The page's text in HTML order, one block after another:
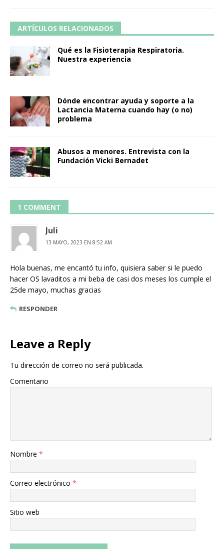
ARTÍCULOS RELACIONADOS
Qué es la Fisioterapia Respiratoria.
Nuestra experiencia
Dónde encontrar ayuda y soporte a la
Lactancia Materna cuando hay (o no)
problema
Abusos a menores. Entrevista con la
Fundación Vicki Bernadet
1 COMMENT
Juli
13 MAYO, 2023 EN 8:52 AM
Hola buenas, me encantó tu info, quisiera saber si le puedo
hacer OS lavaditos a mi beba de casi dos meses los cumple el
25de mayo, muchas gracias
RESPONDER
Leave a Reply
Tu dirección de correo no será publicada.
Comentario
Nombre *
Correo electrónico *
Sitio web